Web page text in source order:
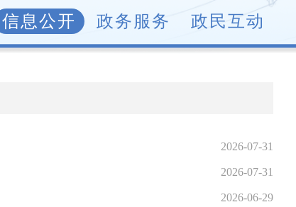
信息公开 政务服务 政民互动
2026-07-31
2026-07-31
2026-06-29